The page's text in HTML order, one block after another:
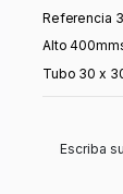
Referencia
Alto
Tubo 30 x
Escriba